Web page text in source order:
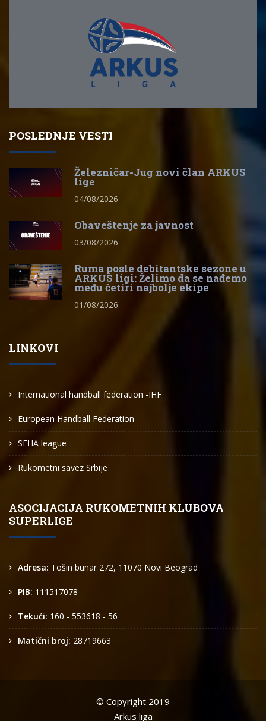
POSLEDNJE VESTI
Železničar-Jug novi član ARKUS
lige
04/08/2026
Obaveštenje za javnost
03/08/2026
Ruma posle debitantske sezone u
ARKUS ligi: Želimo da se nađemo
među četiri najbolje ekipe
01/08/2026
LINKOVI
International handball federation -IHF
European Handball Federation
SEHA league
Rukometni savez Srbije
ASOCIJACIJA RUKOMETNIH KLUBOVA
SUPERLIGE
Adresa: Tošin bunar 272, 11070 Novi Beograd
PIB: 111517078
Tekući: 160 - 553618 - 56
Matični broj: 28719663
© Copyright 2019
Arkus liga